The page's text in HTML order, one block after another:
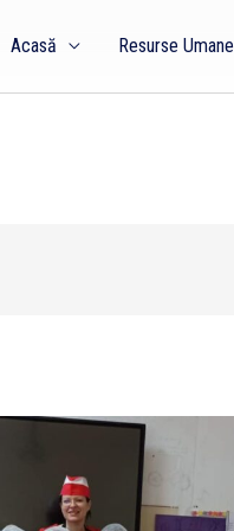
Acasă Resurse Umane